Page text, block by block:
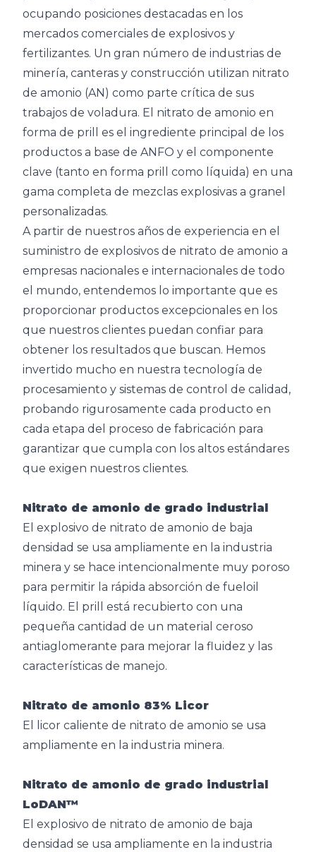
ocupando posiciones destacadas en los
mercados comerciales de explosivos y
fertilizantes. Un gran número de industrias de
minería, canteras y construcción utilizan nitrato
de amonio (AN) como parte crítica de sus
trabajos de voladura. El nitrato de amonio en
forma de prill es el ingrediente principal de los
productos a base de ANFO y el componente
clave (tanto en forma prill como líquida) en una
gama completa de mezclas explosivas a granel
personalizadas.
A partir de nuestros años de experiencia en el
suministro de explosivos de nitrato de amonio a
empresas nacionales e internacionales de todo
el mundo, entendemos lo importante que es
proporcionar productos excepcionales en los
que nuestros clientes puedan confiar para
obtener los resultados que buscan. Hemos
invertido mucho en nuestra tecnología de
procesamiento y sistemas de control de calidad,
probando rigurosamente cada producto en
cada etapa del proceso de fabricación para
garantizar que cumpla con los altos estándares
que exigen nuestros clientes.
Nitrato de amonio de grado industrial
El explosivo de nitrato de amonio de baja
densidad se usa ampliamente en la industria
minera y se hace intencionalmente muy poroso
para permitir la rápida absorción de fueloil
líquido. El prill está recubierto con una
pequeña cantidad de un material ceroso
antiaglomerante para mejorar la fluidez y las
características de manejo.
Nitrato de amonio 83% Licor
El licor caliente de nitrato de amonio se usa
ampliamente en la industria minera.
Nitrato de amonio de grado industrial
LoDAN™
El explosivo de nitrato de amonio de baja
densidad se usa ampliamente en la industria